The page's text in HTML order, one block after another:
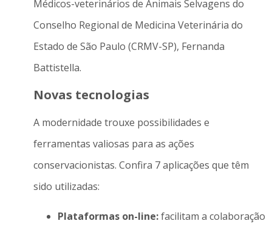
Médicos-veterinários de Animais Selvagens do
Conselho Regional de Medicina Veterinária do
Estado de São Paulo (CRMV-SP), Fernanda
Battistella.
Novas tecnologias
A modernidade trouxe possibilidades e
ferramentas valiosas para as ações
conservacionistas. Confira 7 aplicações que têm
sido utilizadas:
Plataformas on-line:facilitam a colaboração